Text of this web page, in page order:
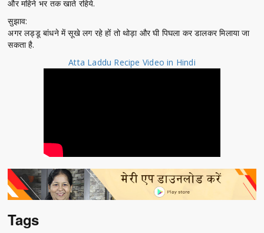
और महिने भर तक खाते रहिये.
सुझाव:
अगर लड्डू बांधने में सूखे लग रहे हों तो थोड़ा और घी पिघला कर डालकर मिलाया जा
सकता है.
Atta Laddu Recipe Video in Hindi
Tags